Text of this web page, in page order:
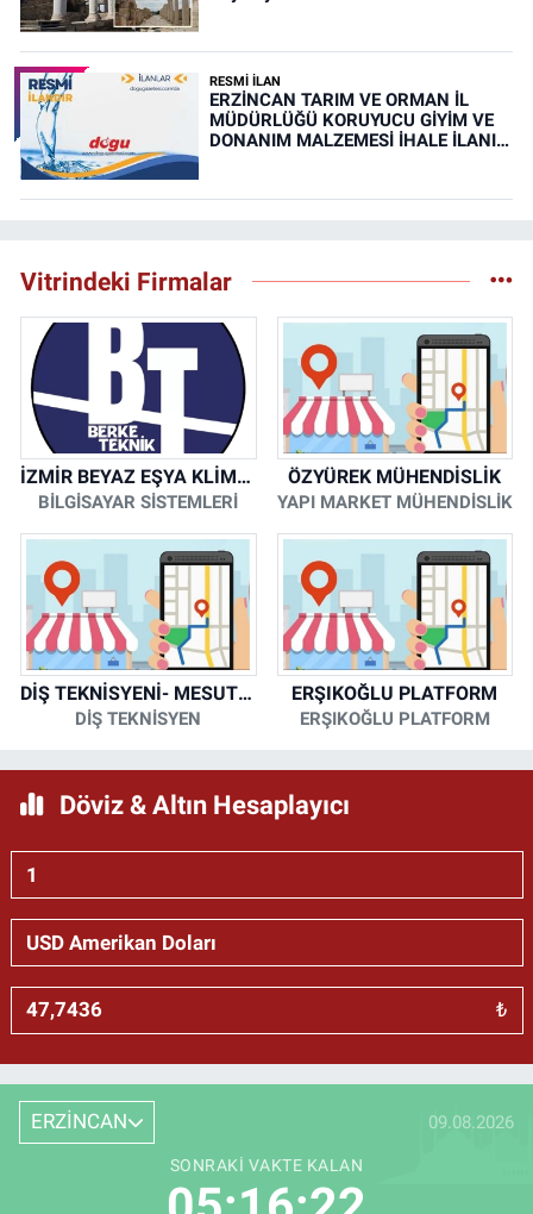
RESMİ İLAN
ERZİNCAN TARIM VE ORMAN İL
MÜDÜRLÜĞÜ KORUYUCU GİYİM VE
DONANIM MALZEMESİ İHALE İLANI
Vitrindeki Firmalar
İZMİR BEYAZ EŞYA KLİMA KOMBİ SERVİSİ
BİLGİSAYAR SİSTEMLERİ
ÖZYÜREK MÜHENDİSLİK
YAPI MARKET MÜHENDİSLİK
DİŞ TEKNİSYENİ- MESUT KORKMAZ
DİŞ TEKNİSYEN
ERŞIKOĞLU PLATFORM
ERŞIKOĞLU PLATFORM
Döviz & Altın Hesaplayıcı
₺
ERZİNCAN 09.08.2026
SONRAKI VAKTE KALAN